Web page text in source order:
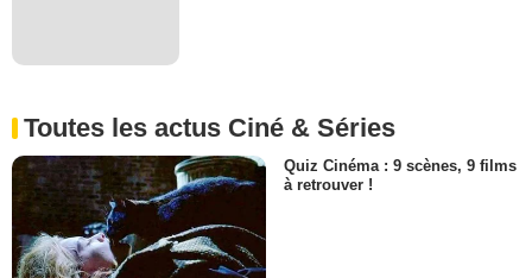
Toutes les actus Ciné & Séries
Quiz Cinéma : 9 scènes, 9 films
à retrouver !